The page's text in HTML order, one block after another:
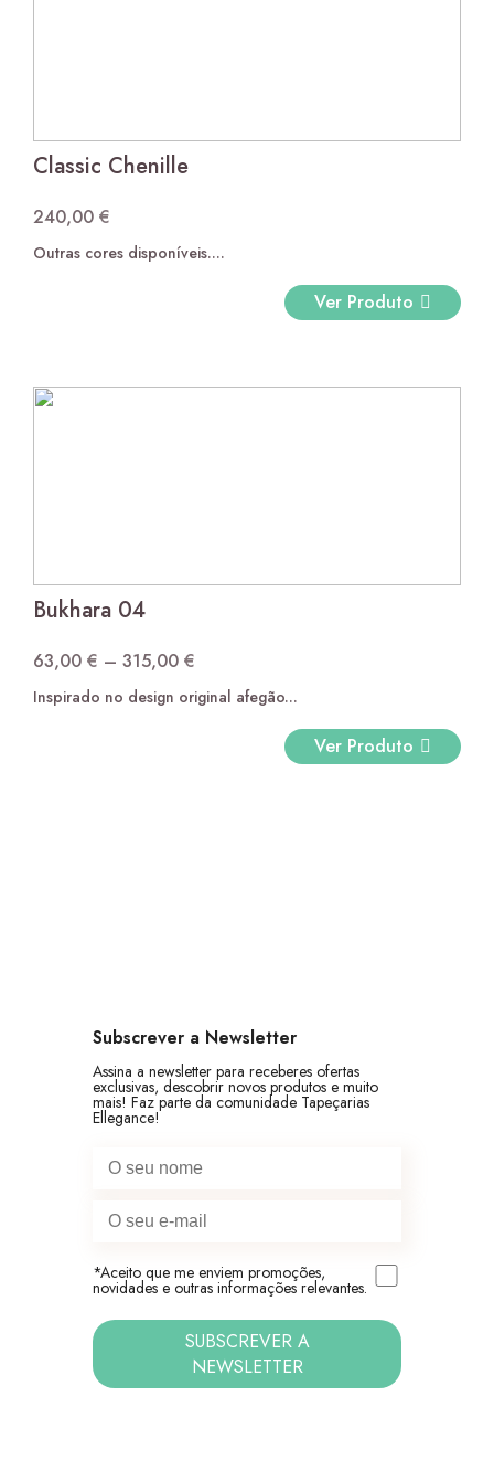
Classic Chenille
240,00 €
Outras cores disponíveis....
Ver Produto
Bukhara 04
63,00 € – 315,00 €
range:
Inspirado no design original afegão...
Ver Produto
Subscrever a Newsletter
Assina a newsletter para receberes ofertas
exclusivas, descobrir novos produtos e muito
mais! Faz parte da comunidade Tapeçarias
Ellegance!
*Aceito que me enviem promoções,
novidades e outras informações relevantes.
SUBSCREVER A
NEWSLETTER